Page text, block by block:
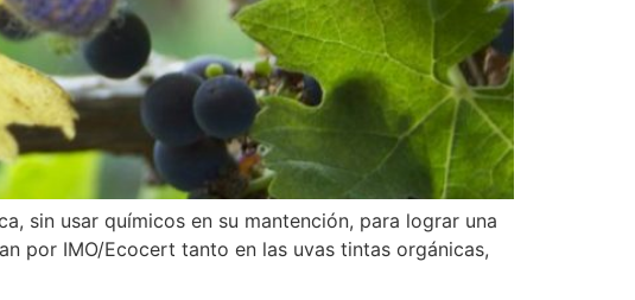
sin usar químicos en su mantención, para lograr una
por IMO/Ecocert tanto en las uvas tintas orgánicas,